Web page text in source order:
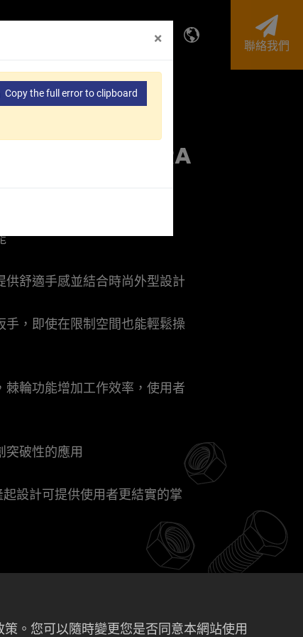
聯絡我們
Wrench - RA
供舒適手感並結合時尚外型設計
手，即使在限制空間也能輕鬆操
棘輪功能增加工作效率，使用者
突破性的應用
設計可提供使用者更結實的掌
。您可以隨時變更您是否同意本網站使用
×
Copy the full error to clipboard